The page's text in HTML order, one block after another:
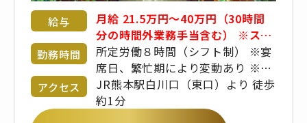
給与
月給 21.5万円～40万円（30時間
分の時間外業務手当含む） ※スキ
ルや経験を考慮し、決定します。
年収例：420万（入社3年） ＊経
験・年齢などを考慮した上で当社
規定により決定致します。
勤務時間
所定労働８時間（シフト制） ※宴
席日、繁忙期により変動あり ※出
勤時間、勤務時間は、拠点により
異なります
アクセス
JR熊本駅白川口（東口）より 徒歩
約1分